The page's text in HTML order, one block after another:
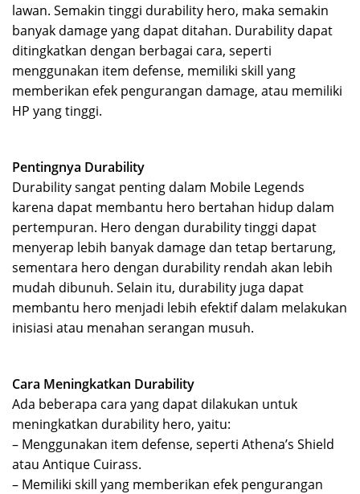
lawan. Semakin tinggi durability hero, maka semakin
banyak damage yang dapat ditahan. Durability dapat
ditingkatkan dengan berbagai cara, seperti
menggunakan item defense, memiliki skill yang
memberikan efek pengurangan damage, atau memiliki
HP yang tinggi.
Pentingnya Durability
Durability sangat penting dalam Mobile Legends
karena dapat membantu hero bertahan hidup dalam
pertempuran. Hero dengan durability tinggi dapat
menyerap lebih banyak damage dan tetap bertarung,
sementara hero dengan durability rendah akan lebih
mudah dibunuh. Selain itu, durability juga dapat
membantu hero menjadi lebih efektif dalam melakukan
inisiasi atau menahan serangan musuh.
Cara Meningkatkan Durability
Ada beberapa cara yang dapat dilakukan untuk
meningkatkan durability hero, yaitu:
– Menggunakan item defense, seperti Athena’s Shield
atau Antique Cuirass.
– Memiliki skill yang memberikan efek pengurangan